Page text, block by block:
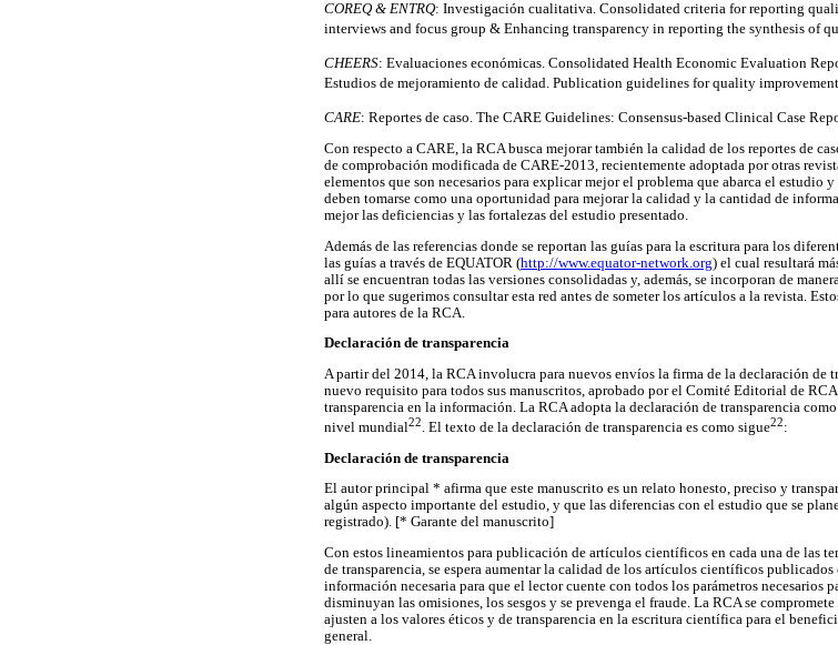
COREQ & ENTRQ: Investigación cualitativa. Consolidated criteria for reporting
interviews and focus group & Enhancing transparency in reporting the synthesis of
CHEERS: Evaluaciones económicas. Consolidated Health Economic Evaluation
Estudios de mejoramiento de calidad. Publication guidelines for quality
CARE: Reportes de caso. The CARE Guidelines: Consensus-based Clinical Case
Con respecto a CARE, la RCA busca mejorar también la calidad de los reportes de
de comprobación modificada de CARE-2013, recientemente adoptada por otras
elementos que son necesarios para explicar mejor el problema que abarca el estudio
deben tomarse como una oportunidad para mejorar la calidad y la cantidad de
mejor las deficiencias y las fortalezas del estudio presentado.
Además de las referencias donde se reportan las guías para la escritura para los
las guías a través de EQUATOR (http://www.equator-network.org) el cual resultará
allí se encuentran todas las versiones consolidadas y, además, se incorporan de
por lo que sugerimos consultar esta red antes de someter los artículos a la revista.
para autores de la RCA.
Declaración de transparencia
A partir del 2014, la RCA involucra para nuevos envíos la firma de la declaración de
nuevo requisito para todos sus manuscritos, aprobado por el Comité Editorial de
transparencia en la información. La RCA adopta la declaración de transparencia
nivel mundial22. El texto de la declaración de transparencia es como sigue22:
Declaración de transparencia
El autor principal * afirma que este manuscrito es un relato honesto, preciso y
algún aspecto importante del estudio, y que las diferencias con el estudio que se
registrado). [* Garante del manuscrito]
Con estos lineamientos para publicación de artículos científicos en cada una de las
de transparencia, se espera aumentar la calidad de los artículos científicos
información necesaria para que el lector cuente con todos los parámetros necesarios
disminuyan las omisiones, los sesgos y se prevenga el fraude. La RCA se
ajusten a los valores éticos y de transparencia en la escritura científica para el
general.